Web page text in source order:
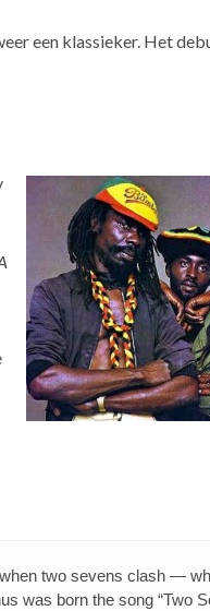
een klassieker. Het
two sevens clash —
was born the song “Two